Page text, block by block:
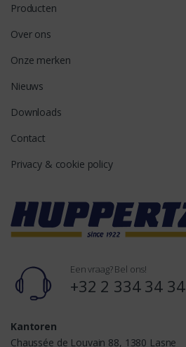
Producten
Over ons
Onze merken
Nieuws
Downloads
Contact
Privacy & cookie policy
Een vraag? Bel ons!
+32 2 334 34 34
Kantoren
Chaussée de Louvain 88, 1380 Lasne